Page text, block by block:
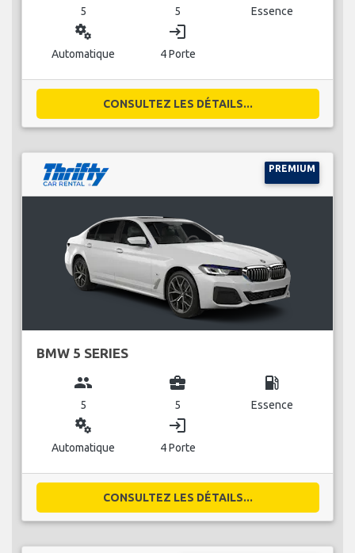
5 5 Essence
miscellaneous_services
Automatique
login
4 Porte
CONSULTEZ LES DÉTAILS...
PREMIUM
BMW 5 SERIES
group
5
business_center
5
local_gas_station
Essence
miscellaneous_services
Automatique
login
4 Porte
CONSULTEZ LES DÉTAILS...